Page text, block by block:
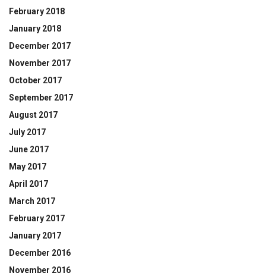
February 2018
January 2018
December 2017
November 2017
October 2017
September 2017
August 2017
July 2017
June 2017
May 2017
April 2017
March 2017
February 2017
January 2017
December 2016
November 2016